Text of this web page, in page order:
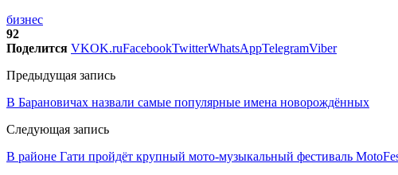
бизнес
92
Поделится VKOK.ruFacebookTwitterWhatsAppTelegramViber
Предыдущая запись
В Барановичах назвали самые популярные имена новорождённых
Следующая запись
В районе Гати пройдёт крупный мото-музыкальный фестиваль